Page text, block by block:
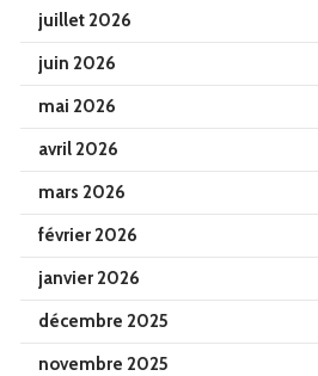
juillet 2026
juin 2026
mai 2026
avril 2026
mars 2026
février 2026
janvier 2026
décembre 2025
novembre 2025